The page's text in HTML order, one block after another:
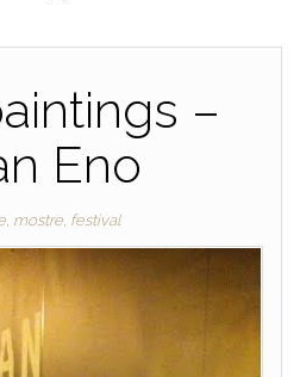
–
Eno
mostre, festival